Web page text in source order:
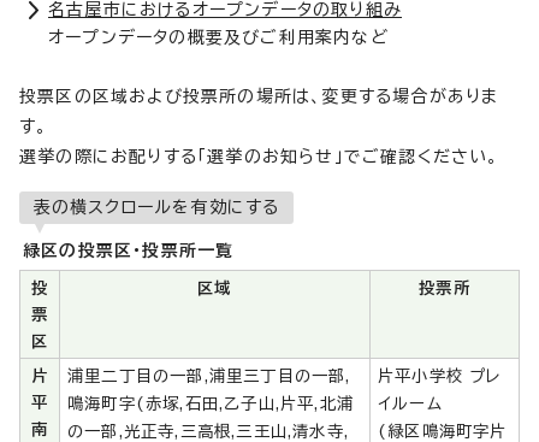
名古屋市におけるオープンデータの取り組み
オープンデータの概要及びご利用案内など
投票区の区域および投票所の場所は、変更する場合がありま
す。
選挙の際にお配りする「選挙のお知らせ」でご確認ください。
表の横スクロールを有効にする
緑区の投票区・投票所一覧
投
票
区
区域 投票所
片
平
南
浦里二丁目の一部,浦里三丁目の一部,
鳴海町字(赤塚,石田,乙子山,片平,北浦
の一部,光正寺,三高根,三王山,清水寺,
片平小学校 プレ
イルーム
(緑区鳴海町字片